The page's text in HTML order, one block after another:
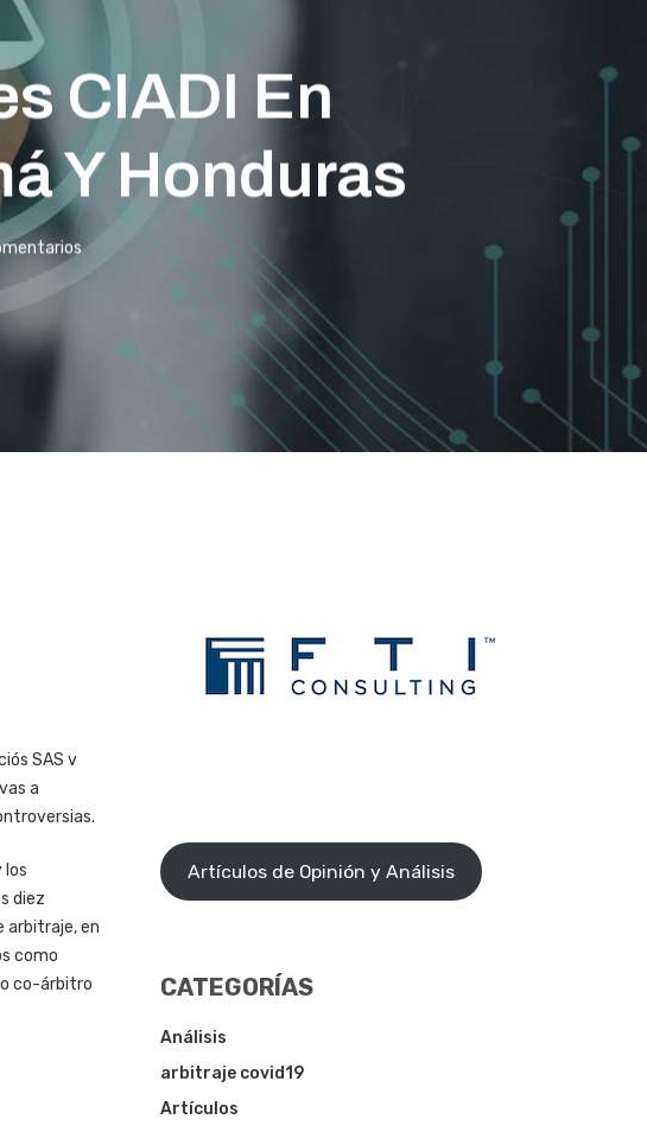
CIADI En
Y Honduras
SAS v
a
los
diez
arbitraje, en
como
co-árbitro
Artículos de Opinión y Análisis
CATEGORÍAS
Análisis
arbitraje covid19
Artículos